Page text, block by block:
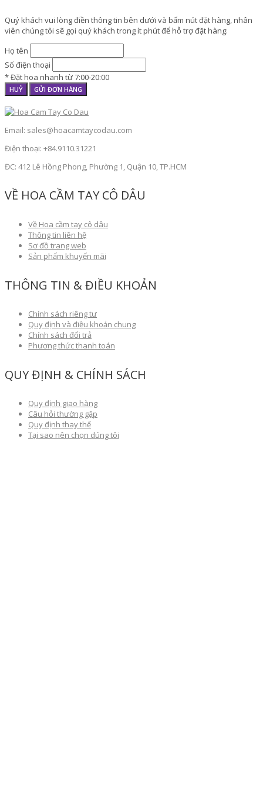
Quý khách vui lòng điền thông tin bên dưới và bấm nút đặt hàng, nhân
viên chúng tôi sẽ gọi quý khách trong ít phút để hỗ trợ đặt hàng:
Họ tên
Số điện thoại
* Đặt hoa nhanh từ 7:00-20:00
HUỶ GỬI ĐƠN HÀNG
Email: sales@hoacamtaycodau.com
Điện thoại: +84.9110.31221
ĐC: 412 Lê Hồng Phong, Phường 1, Quận 10, TP.HCM
VỀ HOA CẦM TAY CÔ DÂU
Về Hoa cầm tay cô dâu
Thông tin liên hệ
Sơ đồ trang web
Sản phẩm khuyến mãi
THÔNG TIN & ĐIỀU KHOẢN
Chính sách riêng tư
Quy định và điều khoản chung
Chính sách đổi trả
Phương thức thanh toán
QUY ĐỊNH & CHÍNH SÁCH
Quy định giao hàng
Câu hỏi thường gặp
Quy định thay thế
Tại sao nên chọn dúng tôi